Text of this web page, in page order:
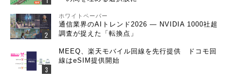
ホワイトペーパー
通信業界のAIトレンド2026 ― NVIDIA 1000社超
調査が捉えた「転換点」
MEEQ、楽天モバイル回線を先行提供 ドコモ回
線はeSIM提供開始